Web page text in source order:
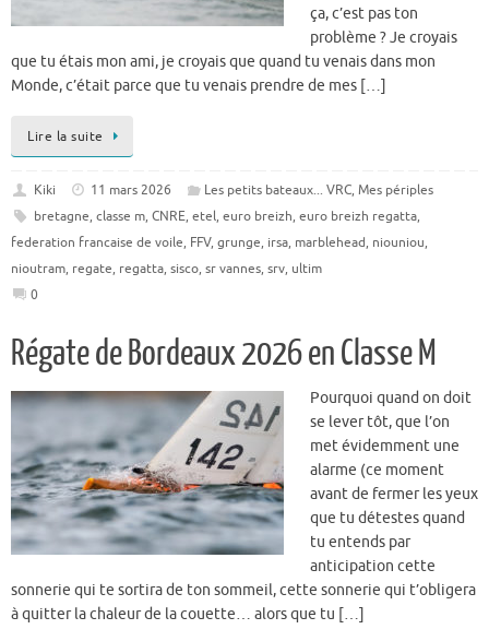
ça, c’est pas ton
problème ? Je croyais
que tu étais mon ami, je croyais que quand tu venais dans mon
Monde, c’était parce que tu venais prendre de mes […]
Lire la suite
Kiki 11 mars 2026 Les petits bateaux... VRC, Mes périples
bretagne, classe m, CNRE, etel, euro breizh, euro breizh regatta,
federation francaise de voile, FFV, grunge, irsa, marblehead, niouniou,
nioutram, regate, regatta, sisco, sr vannes, srv, ultim
0
Régate de Bordeaux 2026 en Classe M
Pourquoi quand on doit
se lever tôt, que l’on
met évidemment une
alarme (ce moment
avant de fermer les yeux
que tu détestes quand
tu entends par
anticipation cette
sonnerie qui te sortira de ton sommeil, cette sonnerie qui t’obligera
à quitter la chaleur de la couette… alors que tu […]